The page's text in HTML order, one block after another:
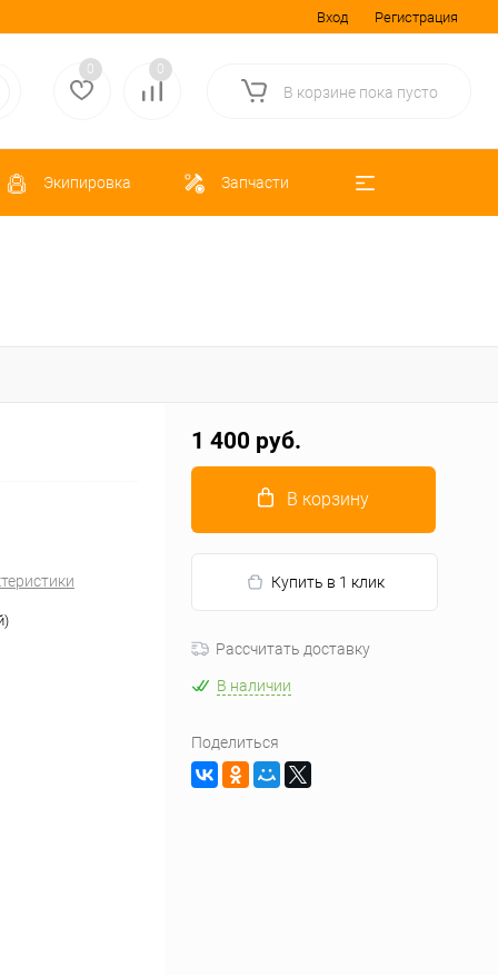
Вход Регистрация
0 0
В корзине пока пусто
Экипировка Запчасти
1 400 руб.
В корзину
Купить в 1 клик
Рассчитать доставку
В наличии
Поделиться